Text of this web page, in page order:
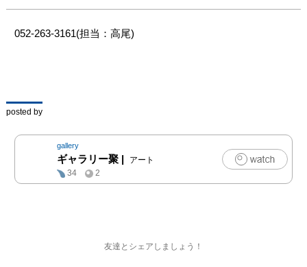
052-263-3161(担当：高尾)
posted by
gallery
ギャラリー聚 |
アート
34
2
友達とシェアしましょう！